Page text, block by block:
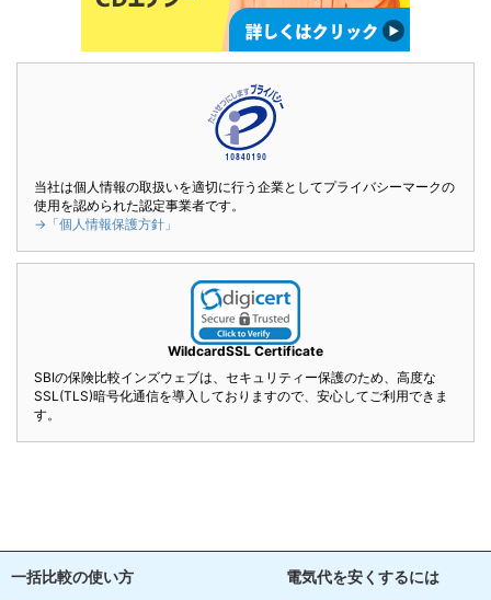
当社は個人情報の取扱いを適切に行う企業としてプライバシーマークの
使用を認められた認定事業者です。
→「個人情報保護方針」
WildcardSSL Certificate
SBIの保険比較インズウェブは、セキュリティー保護のため、高度な
SSL(TLS)暗号化通信を導入しておりますので、安心してご利用できま
す。
一括比較の使い方
電気代を安くするには